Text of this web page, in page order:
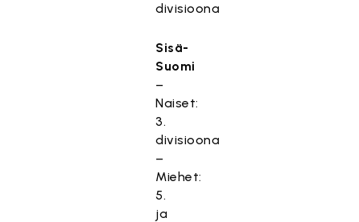
divisioona
Sisä-
Suomi
–
Naiset:
3.
divisioona
–
Miehet:
5.
ja